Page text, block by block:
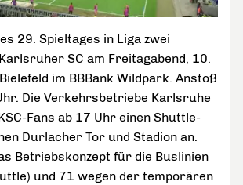
29. Spieltages in Liga zwei
SC am Freitagabend, 10.
im BBBank Wildpark. Anstoß
Die Verkehrsbetriebe Karlsruhe
Fans ab 17 Uhr einen Shuttle-
Durlacher Tor und Stadion an.
Betriebskonzept für die Buslinien
und 71 wegen der temporären